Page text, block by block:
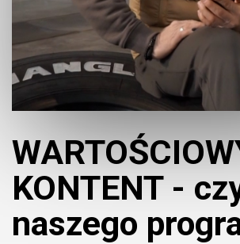
KONTENT -
naszego